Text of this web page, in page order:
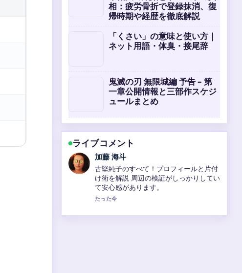
相：疲労骨折で登録抹消、復
帰時期や経歴を徹底解説
「くさい」の意味と使い方｜
ネット用語・体臭・接尾辞
鬼滅の刃 無限城編 予告 – 第
一章公開情報と三部作スケジ
ュールまとめ
ライブコメント
高橋 蓮
守屋美穂の現在のプロフィールと活動：
子供の年齢、結婚、G1復帰後初勝利、美
人ランキングまでを徹底解説 の整理がと
ても分かりやすいです。今日の中でも特
3 分前